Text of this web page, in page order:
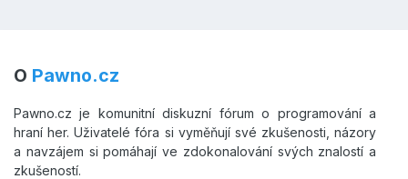
O Pawno.cz
Pawno.cz je komunitní diskuzní fórum o programování a
hraní her. Uživatelé fóra si vyměňují své zkušenosti, názory
a navzájem si pomáhají ve zdokonalování svých znalostí a
zkušeností.